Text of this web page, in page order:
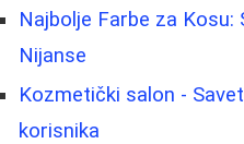
Najbolje Farbe za Kosu:
Nijanse
Kozmetički salon -
korisnika